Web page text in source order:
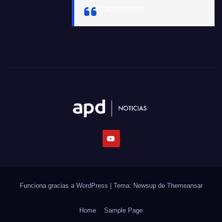
Funciona gracias a WordPress | Tema: Newsup de Themeansar
Home Sample Page